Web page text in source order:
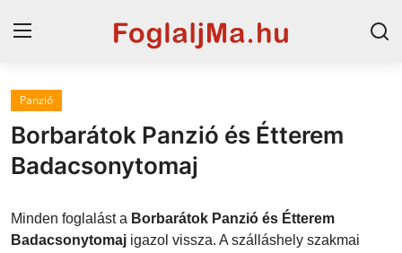
Horvát tengerpart
Magyarország
Szállások a Balatonon
Panzió
Borbarátok Panzió és Étterem
Badacsonytomaj
Minden foglalást a Borbarátok Panzió és Étterem
Badacsonytomaj igazol vissza. A szálláshely szakmai